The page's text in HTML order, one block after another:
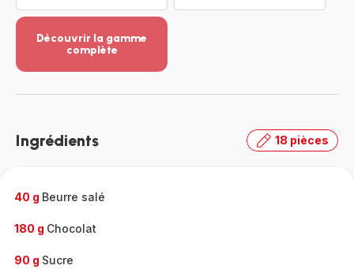
Découvrir la gamme
complète
-
gamme
Ingrédients 18 pièces
40 g Beurre salé
180 g Chocolat
90 g Sucre